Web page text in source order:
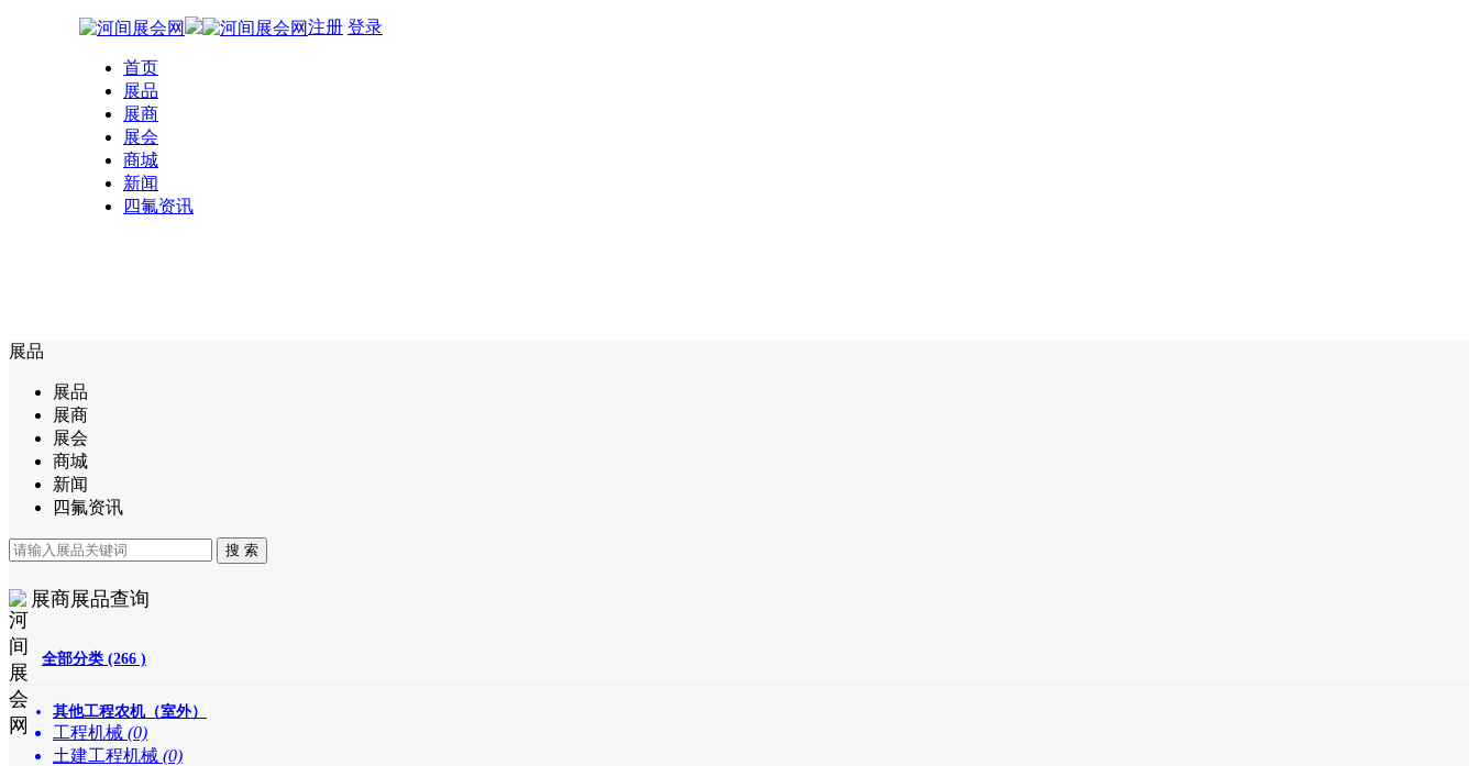
注册 登录
首页
展品
展商
展会
商城
新闻
四氟资讯
展品
展品
展商
展会
商城
新闻
四氟资讯
展商展品查询
全部分类 (266 )
其他工程农机（室外）
工程机械 (0)
土建工程机械 (0)